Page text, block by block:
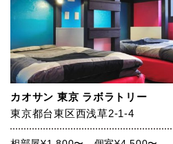
カオサン 東京 ラボラトリー
東京都台東区西浅草2-1-4